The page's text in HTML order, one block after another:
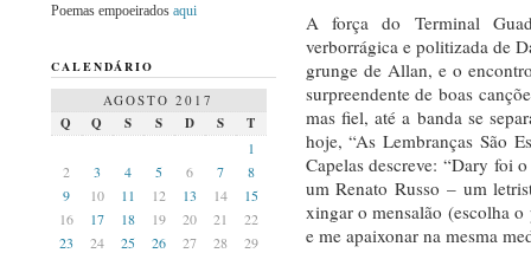
A força do Terminal
verborrágica e politizada de
grunge de Allan, e o
surpreendente de boas
mas fiel, até a banda se
hoje, “As Lembranças São
Capelas descreve: “Dary foi
um Renato Russo – um
xingar o mensalão (escolha
e me apaixonar na mesma
Poemas empoeirados aqui
CALENDÁRIO
AGOSTO 2017
Q Q S S D S
T
1
2
3 4 5 6 7
8
9
10 11 12 13 14
15
16
17 18 19 20 21
22
23
24 25 26 27 28
29